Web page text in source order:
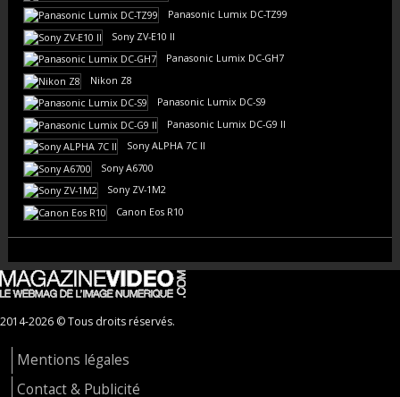
Panasonic Lumix DC-TZ99
Sony ZV-E10 II
Panasonic Lumix DC-GH7
Nikon Z8
Panasonic Lumix DC-S9
Panasonic Lumix DC-G9 II
Sony ALPHA 7C II
Sony A6700
Sony ZV-1M2
Canon Eos R10
2014-2026 © Tous droits réservés.
Mentions légales
Contact & Publicité